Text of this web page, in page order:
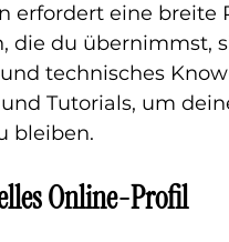
erfordert eine breite
die du übernimmst,
technisches
Tutorials, um
bleiben.
Online-Profil